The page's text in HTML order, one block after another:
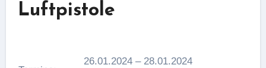
Luftpistole
26.01.2024 – 28.01.2024